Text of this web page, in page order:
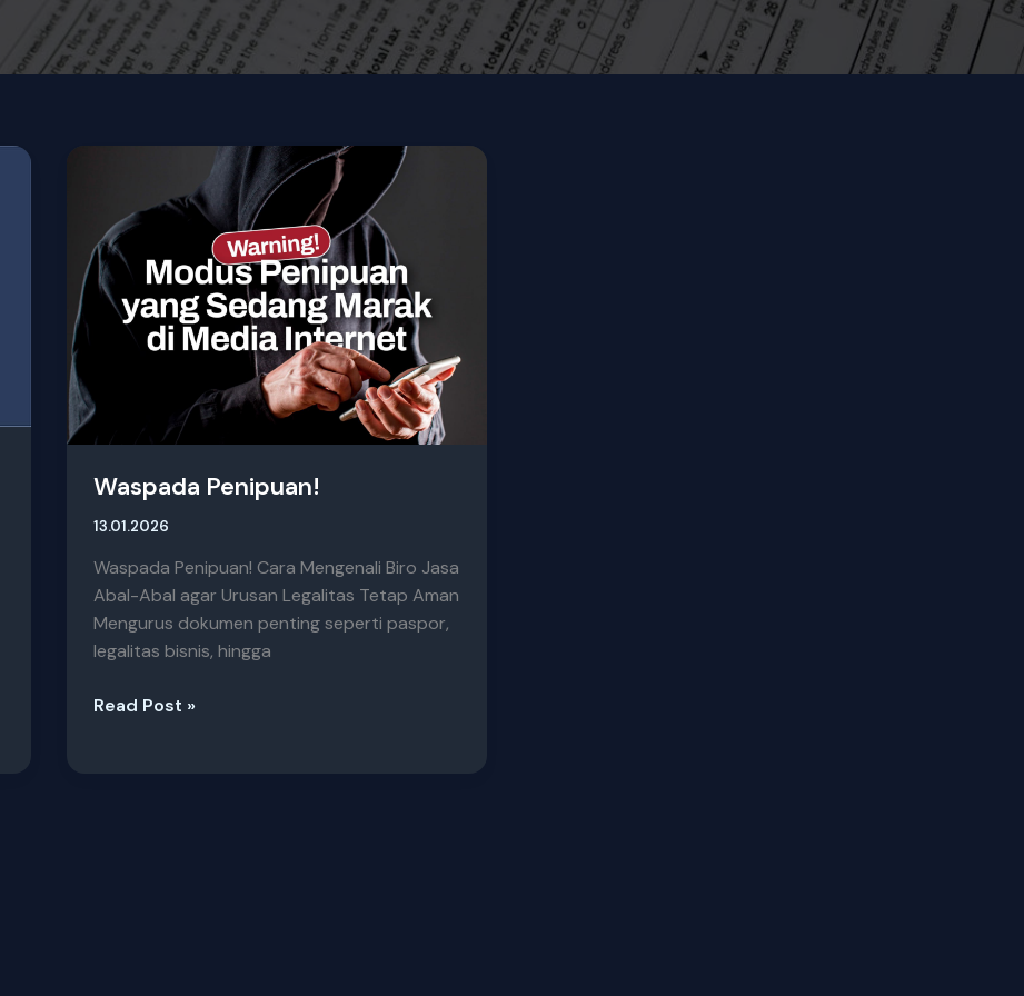
Waspada Penipuan!
13.01.2026
Waspada Penipuan! Cara Mengenali Biro Jasa
Abal-Abal agar Urusan Legalitas Tetap Aman
Mengurus dokumen penting seperti paspor,
legalitas bisnis, hingga
Read Post »